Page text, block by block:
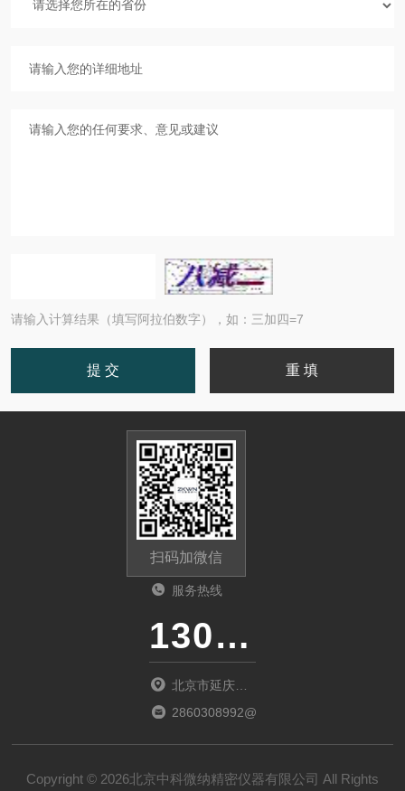
请输入计算结果（填写阿拉伯数字），如：三加四=7
扫码加微信
服务热线
13011285763
北京市延庆区
中关村延庆园
2860308992@qq.com
Copyright © 2026北京中科微纳精密仪器有限公司 All Rights